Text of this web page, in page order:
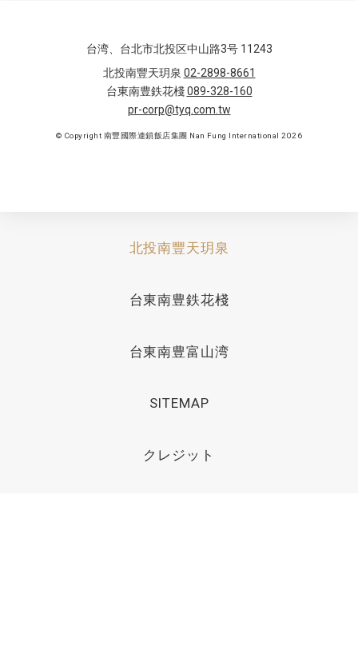
台湾、台北市北投区中山路3号 11243
北投南豐天玥泉 02-2898-8661
台東南豊鉄花棧089-328-160
pr-corp@tyq.com.tw
© Copyright 南豐國際連鎖飯店集團 Nan Fung International 2026
北投南豐天玥泉
台東南豊鉄花棧
台東南豊富山湾
SITEMAP
クレジット